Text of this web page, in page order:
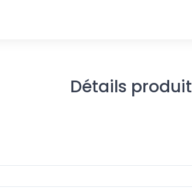
Détails produit